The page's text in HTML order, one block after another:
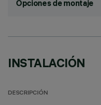
Opciones de montaje
INSTALACIÓN
DESCRIPCIÓN